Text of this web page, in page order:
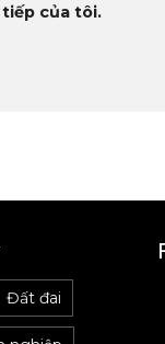
của tôi.
Đất đai